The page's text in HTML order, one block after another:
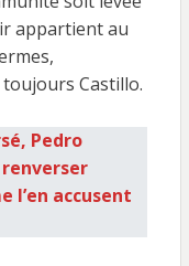
appartient au
Castillo.
Pedro
l’en accusent